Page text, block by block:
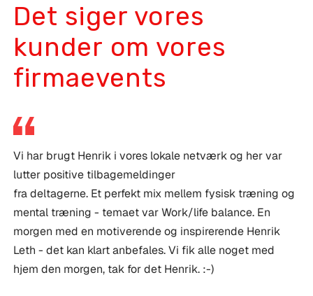
Det siger vores
kunder om vores
firmaevents
Vi har brugt Henrik i vores lokale netværk og her var
lutter positive tilbagemeldinger
fra deltagerne. Et perfekt mix mellem fysisk træning og
mental træning - temaet var Work/life balance. En
morgen med en motiverende og inspirerende Henrik
Leth - det kan klart anbefales. Vi fik alle noget med
hjem den morgen, tak for det Henrik. :-)